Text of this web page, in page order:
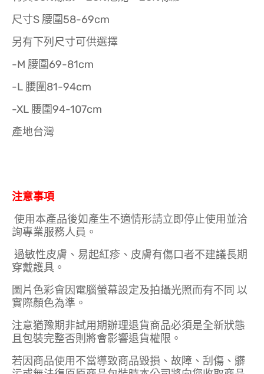
尺寸S 腰圍58-69cm
另有下列尺寸可供選擇
-M 腰圍69-81cm
-L 腰圍81-94cm
-XL 腰圍94-107cm
產地台灣
注意事項
使用本產品後如產生不適情形請立即停止使用並洽
詢專業服務人員。
過敏性皮膚、易起紅疹、皮膚有傷口者不建議長期
穿戴護具。
圖片色彩會因電腦螢幕設定及拍攝光照而有不同 以
實際顏色為準。
注意猶豫期非試用期辦理退貨商品必須是全新狀態
且包裝完整否則將會影響退貨權限。
若因商品使用不當導致商品毀損、故障、刮傷、髒